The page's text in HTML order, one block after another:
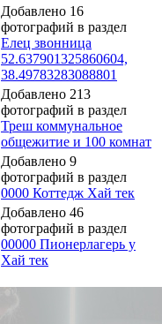
Добавлено 16
фотографий в раздел
Елец звонница
52.637901325860604,
38.49783283088801
Добавлено 213
фотографий в раздел
Треш коммунальное
общежитие и 100 комнат
Добавлено 9
фотографий в раздел
0000 Коттедж Хай тек
Добавлено 46
фотографий в раздел
00000 Пионерлагерь у
Хай тек